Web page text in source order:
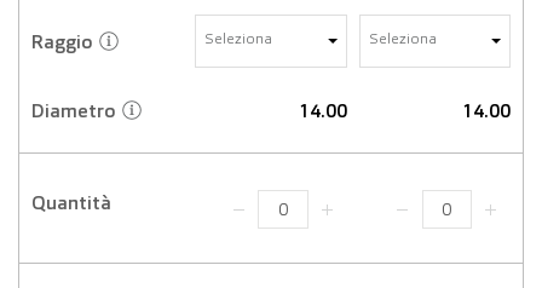
Raggio Seleziona Seleziona
Diametro 14.00 14.00
Quantità